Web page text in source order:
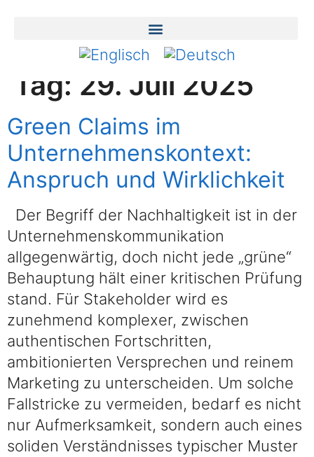
Tag: 29. Juli 2025
Green Claims im
Unternehmenskontext:
Anspruch und Wirklichkeit
Der Begriff der Nachhaltigkeit ist in der
Unternehmenskommunikation
allgegenwärtig, doch nicht jede „grüne“
Behauptung hält einer kritischen Prüfung
stand. Für Stakeholder wird es
zunehmend komplexer, zwischen
authentischen Fortschritten,
ambitionierten Versprechen und reinem
Marketing zu unterscheiden. Um solche
Fallstricke zu vermeiden, bedarf es nicht
nur Aufmerksamkeit, sondern auch eines
soliden Verständnisses typischer Muster